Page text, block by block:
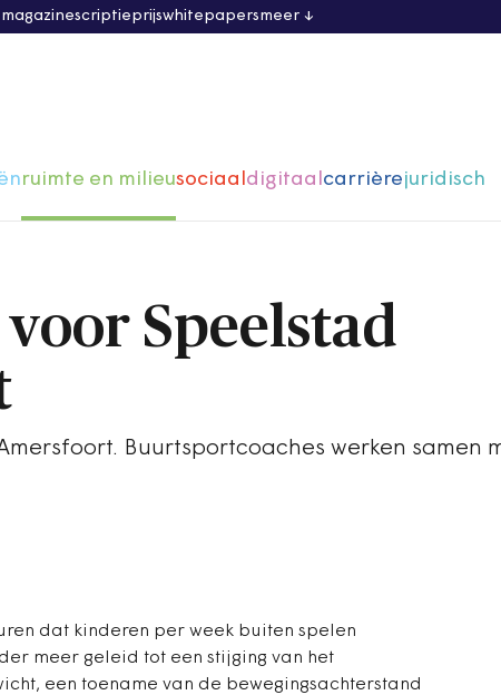
scriptieprijswhitepapersmeer
ruimte en milieusociaaldigitaalcarrièrejuridisch
Speelstad
Buurtsportcoaches werken samen
dat kinderen per week buiten spelen
meer geleid tot een stijging van het
een toename van de bewegingsachterstand